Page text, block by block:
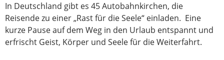
In Deutschland gibt es 45 Autobahnkirchen, die
Reisende zu einer „Rast für die Seele“ einladen. Eine
kurze Pause auf dem Weg in den Urlaub entspannt und
erfrischt Geist, Körper und Seele für die Weiterfahrt.